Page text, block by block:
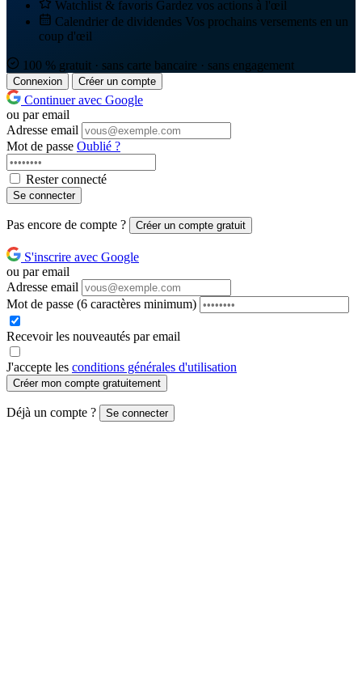
Watchlist & favoris Gardez vos actions à l'œil
Calendrier de dividendes Vos prochains versements en un
coup d'œil
100 % gratuit · sans carte bancaire · sans engagement
Connexion Créer un compte
Continuer avec Google
ou par email
Adresse email
Mot de passe Oublié ?
Rester connecté
Se connecter
Pas encore de compte ? Créer un compte gratuit
S'inscrire avec Google
ou par email
Adresse email
Mot de passe (6 caractères minimum)
Recevoir les nouveautés par email
J'accepte les conditions générales d'utilisation
Créer mon compte gratuitement
Déjà un compte ? Se connecter